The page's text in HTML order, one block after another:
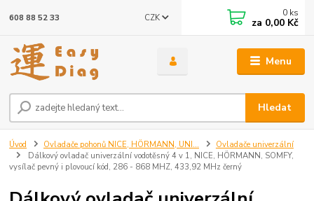
Menu
CZK
Hledat
608 88 52 33 0 ks
za 0,00 Kč
Úvod Ovladače pohonů NICE, HÖRMANN, UNI...
Ovladače univerzální
Dálkový ovladač univerzální vodotěsný 4 v 1, NICE, HÖRMANN, SOMFY,
vysílač pevný i plovoucí kód, 286 - 868 MHZ, 433,92 MHz černý